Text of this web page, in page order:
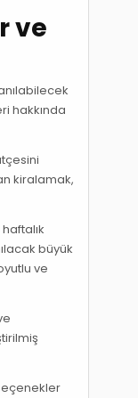
ve
hakkında
kiralamak,
büyük
ve